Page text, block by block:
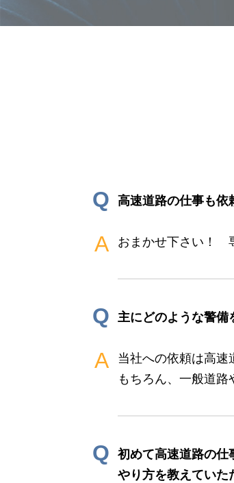
Q 高速道路の仕事も依
A おまかせ下さい！
Q 主にどのような警備
A
当社への依頼は高速
もちろん、一般道路
Q
初めて高速道路の仕
やり方を教えていた